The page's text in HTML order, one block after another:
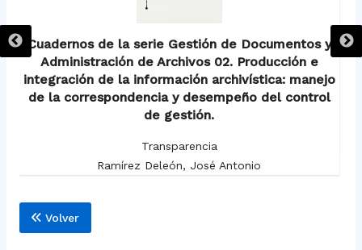
Cuadernos de la serie Gestión de Documentos y
Administración de Archivos 02. Producción e
integración de la información archivística: manejo
de la correspondencia y desempeño del control
de gestión.
Transparencia
Ramírez Deleón, José Antonio
Volver